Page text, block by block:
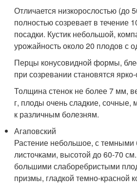
Отличается низкорослостью (до
полностью созревает в течение
посадки. Кустик небольшой,
урожайность около 20 плодов с
Перцы конусовидной формы,
при созревании становятся
Толщина стенок не более 7 мм,
г, плоды очень сладкие, сочные,
к различным болезням.
Агаповский
Растение небольшое, с
листочками, высотой до 60-70
большими слаборебристыми
призмы, гладкой темно-красной